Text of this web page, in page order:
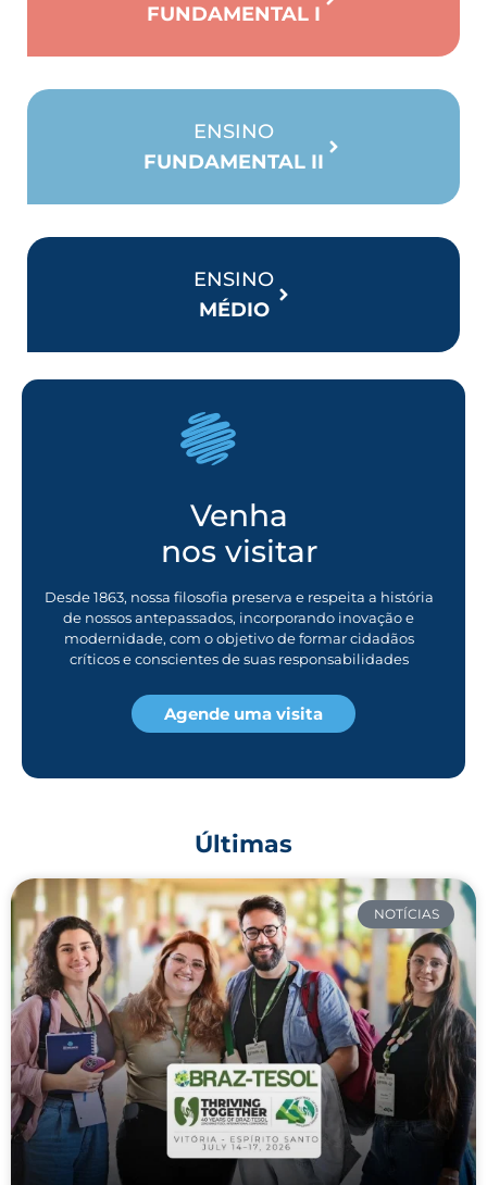
FUNDAMENTAL I
ENSINO
FUNDAMENTAL II
ENSINO
MÉDIO
Venha
nos visitar
Desde 1863, nossa filosofia preserva e respeita a história
de nossos antepassados, incorporando inovação e
modernidade, com o objetivo de formar cidadãos
críticos e conscientes de suas responsabilidades
Agende uma visita
Últimas
NOTÍCIAS